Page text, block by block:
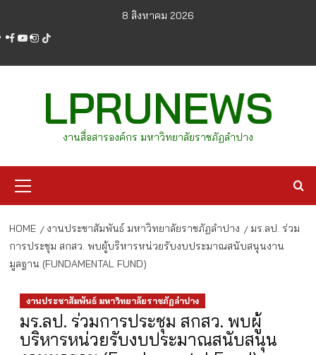
content
8 สิงหาคม 2026
facebook
youtube
instagram
tiktok
LPRUNEWS
งานสื่อสารองค์กร มหาวิทยาลัยราชภัฏลำปาง
Menu
HOME งานประชาสัมพันธ์ มหาวิทยาลัยราชภัฏลำปาง
มร.ลป. ร่วม
การประชุม สกสว. พบผู้บริหารหน่วยรับงบประมาณสนับสนุนงาน
มูลฐาน (FUNDAMENTAL FUND)
งานประชาสัมพันธ์ มหาวิทยาลัยราชภัฏลำปาง
มร.ลป. ร่วมการประชุม สกสว. พบผู้
บริหารหน่วยรับงบประมาณสนับสนุน